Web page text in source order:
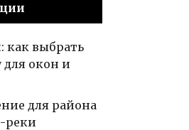
как выбрать
окон и
для района
реки